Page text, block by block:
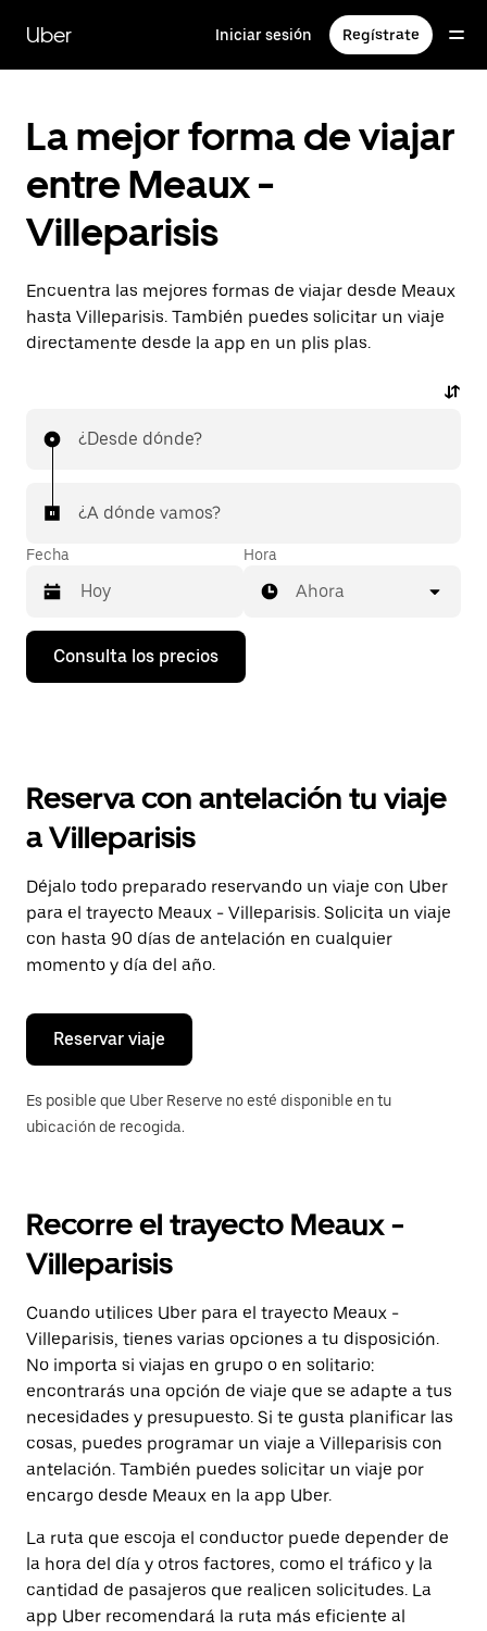
contenido
principal
Uber Iniciar sesión Regístrate
La mejor forma de viajar
entre Meaux -
Villeparisis
Encuentra las mejores formas de viajar desde Meaux
hasta Villeparisis. También puedes solicitar un viaje
directamente desde la app en un plis plas.
¿Desde dónde?
¿A dónde vamos?
Fecha
Pulsa
flecha
calendario
seleccionar
fecha.
Pulsa
el
botón
de
escape
cerrar
calendario.
Hora
Ahora
Consulta los precios
Reserva con antelación tu viaje
a Villeparisis
Déjalo todo preparado reservando un viaje con Uber
para el trayecto Meaux - Villeparisis. Solicita un viaje
con hasta 90 días de antelación en cualquier
momento y día del año.
Reservar viaje
Es posible que Uber Reserve no esté disponible en tu
ubicación de recogida.
Recorre el trayecto Meaux -
Villeparisis
Cuando utilices Uber para el trayecto Meaux -
Villeparisis, tienes varias opciones a tu disposición.
No importa si viajas en grupo o en solitario:
encontrarás una opción de viaje que se adapte a tus
necesidades y presupuesto. Si te gusta planificar las
cosas, puedes programar un viaje a Villeparisis con
antelación. También puedes solicitar un viaje por
encargo desde Meaux en la app Uber.
La ruta que escoja el conductor puede depender de
la hora del día y otros factores, como el tráfico y la
cantidad de pasajeros que realicen solicitudes. La
app Uber recomendará la ruta más eficiente al